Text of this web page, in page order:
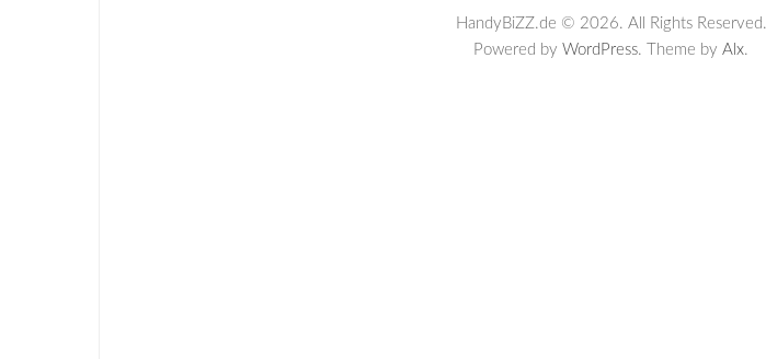
HandyBiZZ.de © 2026. All Rights Reserved.
Powered by WordPress. Theme by Alx.